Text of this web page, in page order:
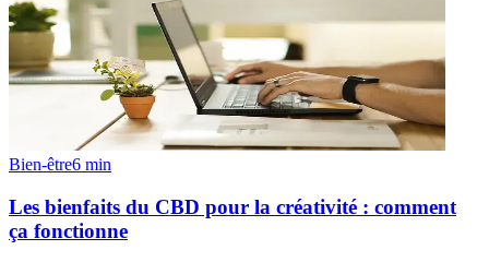
Bien-être6 min
Les bienfaits du CBD pour la créativité : comment
ça fonctionne